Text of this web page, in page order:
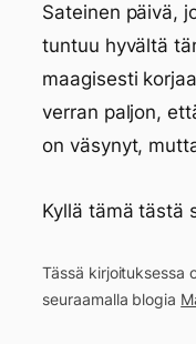
Sateinen päivä,
tuntuu hyvältä
maagisesti
verran paljon,
on väsynyt,
Kyllä tämä tästä
Tässä kirjoituksessa
seuraamalla blogia